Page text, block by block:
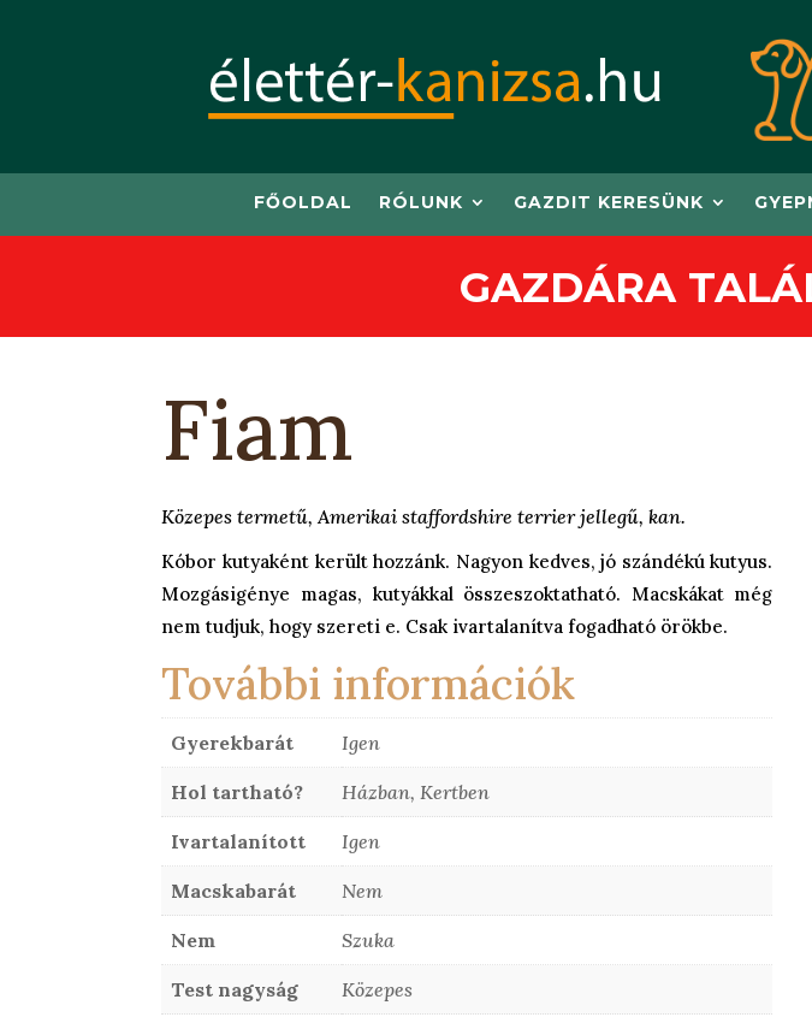
FŐOLDAL RÓLUNK GAZDIT KERESÜNK
GAZDÁRA
Fiam
Közepes termetű, Amerikai staffordshire terrier jellegű, kan.
Kóbor kutyaként került hozzánk. Nagyon kedves, jó szándékú kutyus.
Mozgásigénye magas, kutyákkal összeszoktatható. Macskákat még
nem tudjuk, hogy szereti e. Csak ivartalanítva fogadható örökbe.
További információk
Gyerekbarát Igen
Hol tartható? Házban, Kertben
Ivartalanított Igen
Macskabarát Nem
Nem Szuka
Test nagyság Közepes